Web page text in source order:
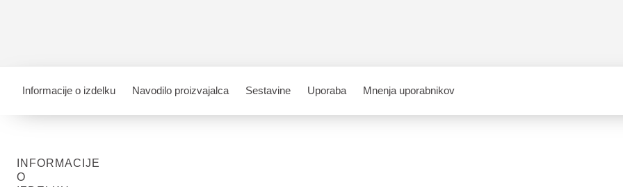
Informacije o izdelku Navodilo proizvajalca Sestavine Uporaba Mnenja uporabnikov
INFORMACIJE
O